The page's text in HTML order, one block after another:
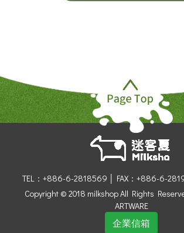
TEL：+886-6-2818569 │ FAX：+886-6-
Copyright © 2018 milkshop All Rights
ARTWARE
企業信箱